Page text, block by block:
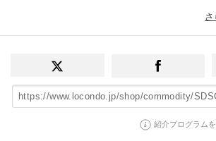
紹介プログラム